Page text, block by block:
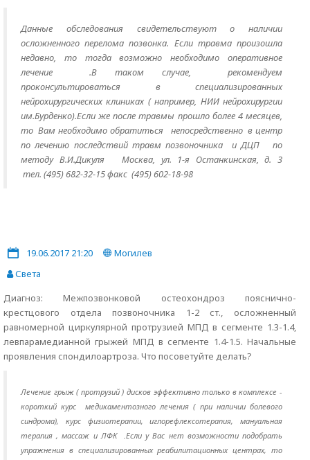
Данные обследования свидетельствуют о наличии
осложненного перелома позвонка. Если травма произошла
недавно, то тогда возможно необходимо оперативное
лечение .В таком случае, рекомендуем
проконсультироваться в специализированных
нейрохирургических клиниках ( например, НИИ нейрохирургии
им.Бурденко).Если же после травмы прошло более 4 месяцев,
тоВам необходимо обратиться непосредственно в центр
по лечению последствий травм позвоночника и ДЦП по
методу В.И.Дикуля Москва, ул. 1-я Останкинская, д. 3
тел. (495) 682-32-15 факс (495) 602-18-98
19.06.2017 21:20
Могилев
Света
Диагноз: Межпозвонковой остеохондроз пояснично-
крестцового отдела позвоночника 1-2 ст., осложненный
равномерной циркулярной протрузией МПД в сегменте 1.3-1.4,
левпарамедианной грыжей МПД в сегменте 1.4-1.5. Начальные
проявления спондилоартроза. Что посоветуйте делать?
Лечение грыж ( протрузий ) дисков эффективно только в комплексе -
короткий курс медикаментозного лечения ( при наличии болевого
синдрома), курс физиотерапии, иглорефлексотерапия, мануальная
терапия , массаж и ЛФК .Если у Вас нет возможности подобрать
упражнения в специализированных реабилитационных центрах, то